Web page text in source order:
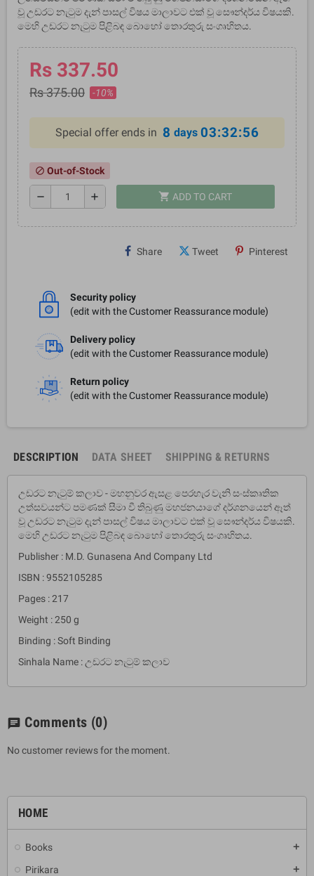
HOME
Books add
Pirikara add
වූ උඩරට නැටුම දැන් පාසල් විෂය මාලාවට එක් වූ සෞන්දර්ය විෂයකි.
මෙහි උඩරට නැටුම පිළිබඳ බොහෝ තොරතුරු සංගෘහිතය.
Rs 337.50
Rs 375.00 -10%
Special offer ends in 8 days 03:32:56
block Out-of-Stock
remove add shopping_cart ADD TO CART
Share Tweet Pinterest
Security policy
(edit with the Customer Reassurance module)
Delivery policy
(edit with the Customer Reassurance module)
Return policy
(edit with the Customer Reassurance module)
DESCRIPTION DATA SHEET SHIPPING & RETURNS
උඩරට නැටුම් කලාව - මහනුවර ඇසළ පෙරහැර වැනි සංස්කෘතික
උත්සවයන්ට පමණක් සීමා වී තිබුණු මහජනයාගේ දර්ශනයෙන් ඈත්
වූ උඩරට නැටුම දැන් පාසල් විෂය මාලාවට එක් වූ සෞන්දර්ය විෂයකි.
මෙහි උඩරට නැටුම පිළිබඳ බොහෝ තොරතුරු සංගෘහිතය.
Publisher : M.D. Gunasena And Company Ltd
ISBN : 9552105285
Pages : 217
Weight : 250 g
Binding : Soft Binding
Sinhala Name : උඩරට නැටුම් කලාව
chat Comments (0)
No customer reviews for the moment.